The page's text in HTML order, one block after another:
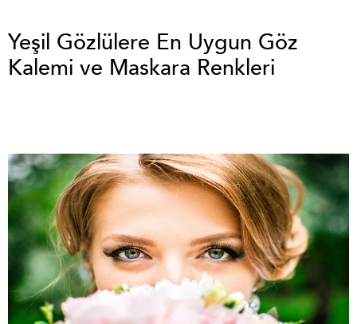
Yeşil Gözlülere En Uygun Göz
Kalemi ve Maskara Renkleri